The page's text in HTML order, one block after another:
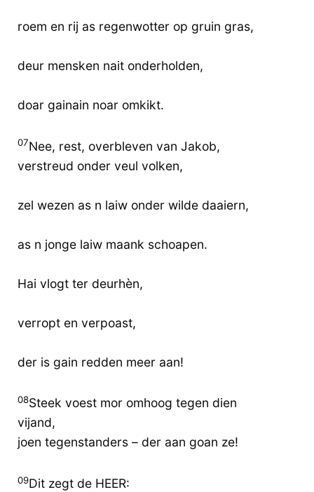
roem en rij as regenwotter op gruin gras,
deur mensken nait onderholden,
doar gainain noar omkikt.
07Nee, rest, overbleven van Jakob,
verstreud onder veul volken,
zel wezen as n laiw onder wilde daaiern,
as n jonge laiw maank schoapen.
Hai vlogt ter deurhèn,
verropt en verpoast,
der is gain redden meer aan!
08Steek voest mor omhoog tegen dien
vijand,
joen tegenstanders – der aan goan ze!
09Dit zegt de HEER: